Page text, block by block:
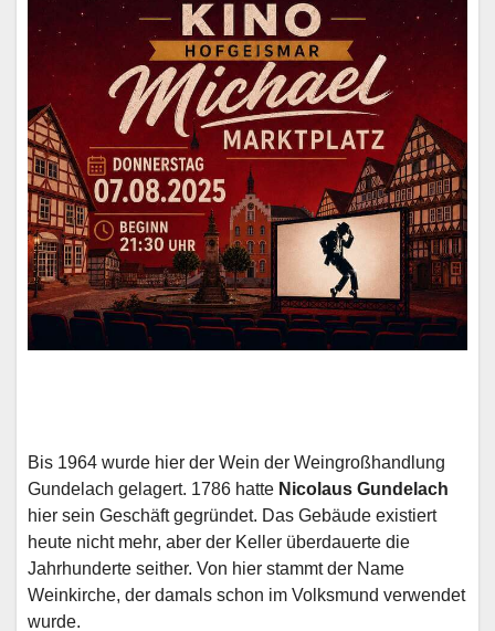
Bis 1964 wurde hier der Wein der Weingroßhandlung
Gundelach gelagert. 1786 hatte Nicolaus Gundelach
hier sein Geschäft gegründet. Das Gebäude existiert
heute nicht mehr, aber der Keller überdauerte die
Jahrhunderte seither. Von hier stammt der Name
Weinkirche, der damals schon im Volksmund verwendet
wurde.